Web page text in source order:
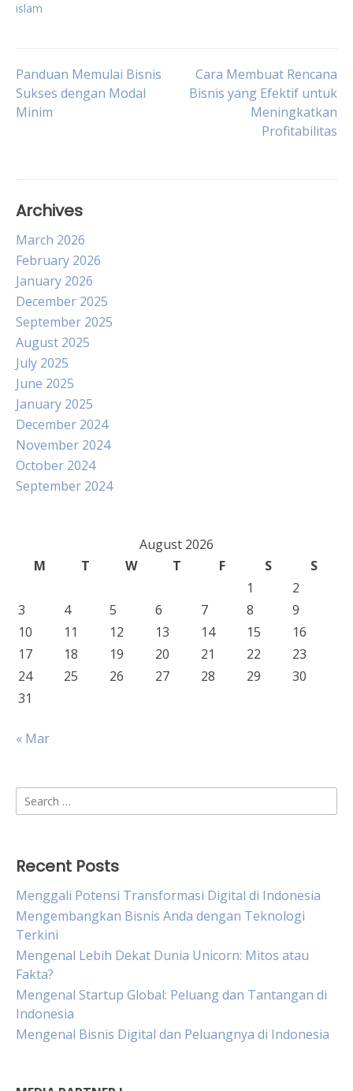
islam
Post
navigation
Panduan Memulai Bisnis
Sukses dengan Modal
Minim
Cara Membuat Rencana
Bisnis yang Efektif untuk
Meningkatkan
Profitabilitas
Archives
March 2026
February 2026
January 2026
December 2025
September 2025
August 2025
July 2025
June 2025
January 2025
December 2024
November 2024
October 2024
September 2024
August 2026
M
T W T F S
S
1
2
3
4 5 6 7 8
9
10
11 12 13 14 15
16
17
18 19 20 21 22
23
24
25 26 27 28 29
30
31
« Mar
Search
for:
Recent Posts
Menggali Potensi Transformasi Digital di Indonesia
Mengembangkan Bisnis Anda dengan Teknologi
Terkini
Mengenal Lebih Dekat Dunia Unicorn: Mitos atau
Fakta?
Mengenal Startup Global: Peluang dan Tantangan di
Indonesia
Mengenal Bisnis Digital dan Peluangnya di Indonesia